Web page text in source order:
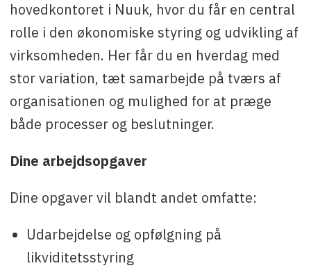
hovedkontoret i Nuuk, hvor du får en central
rolle i den økonomiske styring og udvikling af
virksomheden. Her får du en hverdag med
stor variation, tæt samarbejde på tværs af
organisationen og mulighed for at præge
både processer og beslutninger.
Dine arbejdsopgaver
Dine opgaver vil blandt andet omfatte:
Udarbejdelse og opfølgning på
likviditetsstyring